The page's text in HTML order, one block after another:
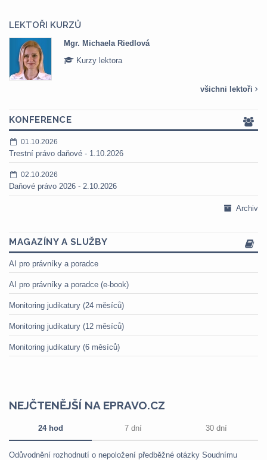
LEKTOŘI KURZŮ
Mgr. Michaela Riedlová
Kurzy lektora
všichni lektoři
KONFERENCE
01.10.2026
Trestní právo daňové - 1.10.2026
02.10.2026
Daňové právo 2026 - 2.10.2026
Archiv
MAGAZÍNY A SLUŽBY
AI pro právníky a poradce
AI pro právníky a poradce (e-book)
Monitoring judikatury (24 měsíců)
Monitoring judikatury (12 měsíců)
Monitoring judikatury (6 měsíců)
NEJČTENĚJŠÍ NA EPRAVO.CZ
24 hod 7 dní 30 dní
Odůvodnění rozhodnutí o nepoložení předběžné otázky Soudnímu